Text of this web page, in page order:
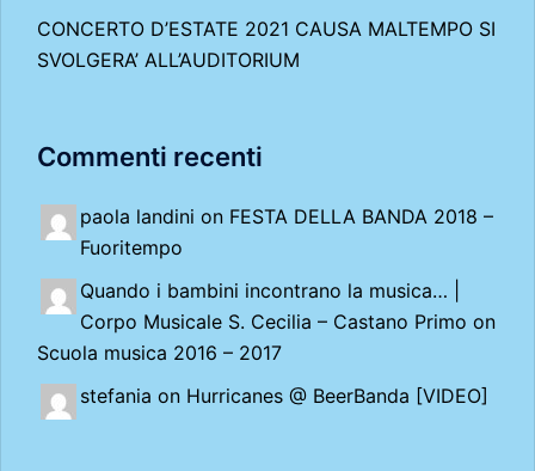
CONCERTO D’ESTATE 2021 CAUSA MALTEMPO SI
SVOLGERA’ ALL’AUDITORIUM
Commenti recenti
paola landini on FESTA DELLA BANDA 2018 –
Fuoritempo
Quando i bambini incontrano la musica… |
Corpo Musicale S. Cecilia – Castano Primo on
Scuola musica 2016 – 2017
stefania on Hurricanes @ BeerBanda [VIDEO]